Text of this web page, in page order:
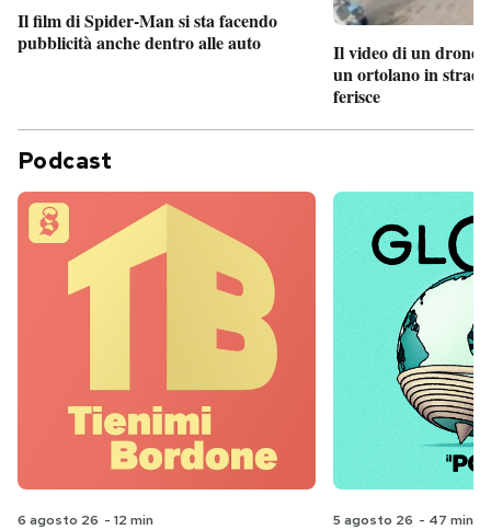
Il film di Spider-Man si sta facendo
pubblicità anche dentro alle auto
Il video di un drone
un ortolano in
ferisce
Podcast
6 agosto 26 - 12 min 5 agosto 26 - 47 min